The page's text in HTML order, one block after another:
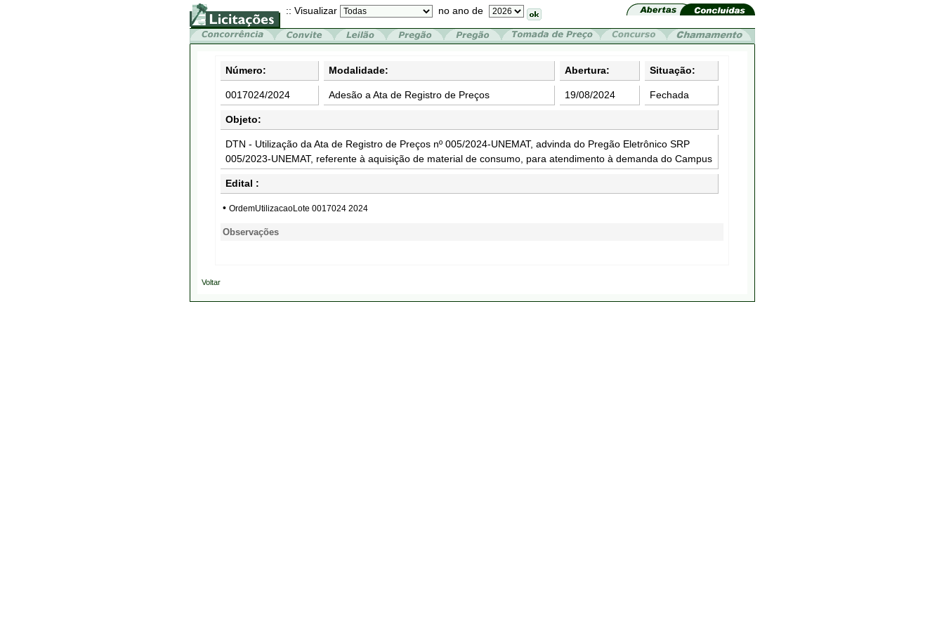
:: Visualizar no ano de
Número: Modalidade: Abertura: Situação:
0017024/2024 Adesão a Ata de Registro de Preços 19/08/2024 Fechada
Objeto:
DTN - Utilização da Ata de Registro de Preços nº 005/2024-UNEMAT, advinda do Pregão Eletrônico SRP
005/2023-UNEMAT, referente à aquisição de material de consumo, para atendimento à demanda do Campus
Edital :
• OrdemUtilizacaoLote 0017024 2024
Observações
Voltar